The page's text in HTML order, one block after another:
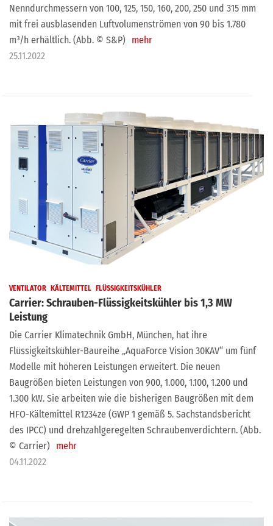
Nenndurchmessern von 100, 125, 150, 160, 200, 250 und 315 mm
mit frei ausblasenden Luftvolumenströmen von 90 bis 1.780
m³/h erhältlich. (Abb. © S&P) mehr
25.11.2022
VENTILATOR KÄLTEMITTEL FLÜSSIGKEITSKÜHLER
Carrier: Schrauben-Flüssigkeitskühler bis 1,3 MW
Leistung
Die Carrier Klimatechnik GmbH, München, hat ihre
Flüssigkeitskühler-Baureihe „AquaForce Vision 30KAV“ um fünf
Modelle mit höheren Leistungen erweitert. Die neuen
Baugrößen bieten Leistungen von 900, 1.000, 1.100, 1.200 und
1.300 kW. Sie arbeiten wie die bisherigen Baugrößen mit dem
HFO-Kältemittel R1234ze (GWP 1 gemäß 5. Sachstandsbericht
des IPCC) und drehzahlgeregelten Schraubenverdichtern. (Abb.
© Carrier) mehr
04.11.2022